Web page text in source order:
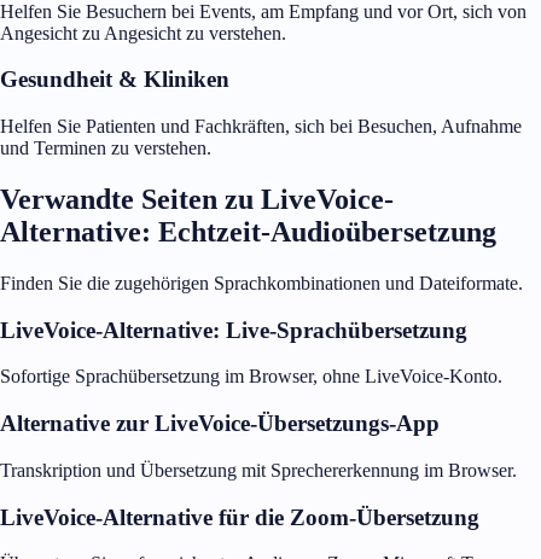
Helfen Sie Besuchern bei Events, am Empfang und vor Ort, sich von
Angesicht zu Angesicht zu verstehen.
Gesundheit & Kliniken
Helfen Sie Patienten und Fachkräften, sich bei Besuchen, Aufnahme
und Terminen zu verstehen.
Verwandte Seiten zu LiveVoice-
Alternative: Echtzeit-Audioübersetzung
Finden Sie die zugehörigen Sprachkombinationen und Dateiformate.
LiveVoice-Alternative: Live-Sprachübersetzung
Sofortige Sprachübersetzung im Browser, ohne LiveVoice-Konto.
Alternative zur LiveVoice-Übersetzungs-App
Transkription und Übersetzung mit Sprechererkennung im Browser.
LiveVoice-Alternative für die Zoom-Übersetzung